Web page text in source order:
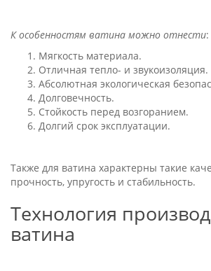
К особенностям ватина можно отнести:
Мягкость материала.
Отличная тепло- и звукоизоляция.
Абсолютная экологическая
Долговечность.
Стойкость перед возгоранием.
Долгий срок эксплуатации.
Также для ватина характерны такие
прочность, упругость и стабильность.
Технология
ватина